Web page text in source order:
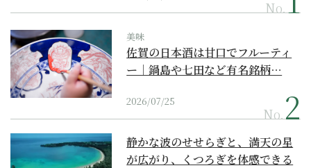
No.
美味
佐賀の日本酒は甘口でフルーティ
ー｜鍋島や七田など有名銘柄…
2026/07/25
No.
静かな波のせせらぎと、満天の星
が広がり、くつろぎを体感できる